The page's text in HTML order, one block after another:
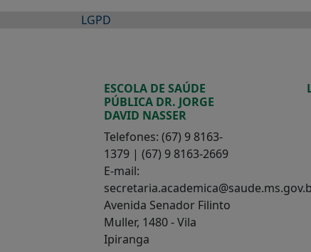
LGPD
ESCOLA DE SAÚDE
PÚBLICA DR. JORGE
DAVID NASSER
Telefones: (67) 9 8163-
1379 | (67) 9 8163-2669
E-mail:
Avenida Senador Filinto
Muller, 1480 - Vila
Ipiranga